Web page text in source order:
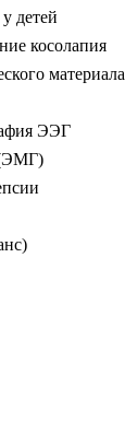
детей
косолапия
материала
ЭЭГ
(ЭМГ)